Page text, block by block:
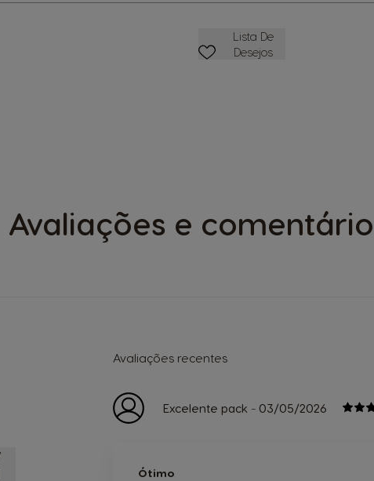
Favoritos
Lista De
Desejos
Avaliações e
Avaliações recentes
Excelente pack - 03/05/2026
Ótimo